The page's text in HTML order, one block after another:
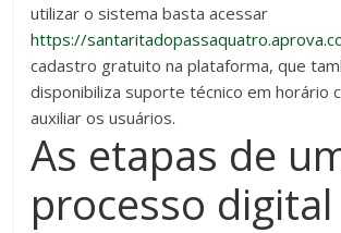
utilizar o sistema basta acessar
https://
cadastro gratuito na plataforma, que
disponibiliza suporte técnico em horário
auxiliar os usuários.
As etapas de
processo digital